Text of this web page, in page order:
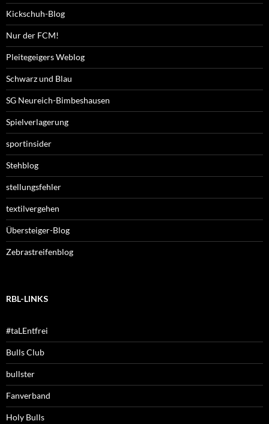
Kickschuh-Blog
Nur der FCM!
Pleitegeigers Weblog
Schwarz und Blau
SG Neureich-Bimbeshausen
Spielverlagerung
sportinsider
Stehblog
stellungsfehler
textilvergehen
Übersteiger-Blog
Zebrastreifenblog
RBL-LINKS
#taLEntfrei
Bulls Club
bullster
Fanverband
Holy Bulls